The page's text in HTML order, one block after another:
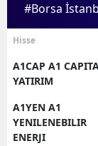
#Borsa
Hisse
A1CAP A1
YATIRIM
A1YEN A1
YENILENEBILIR
ENERJI